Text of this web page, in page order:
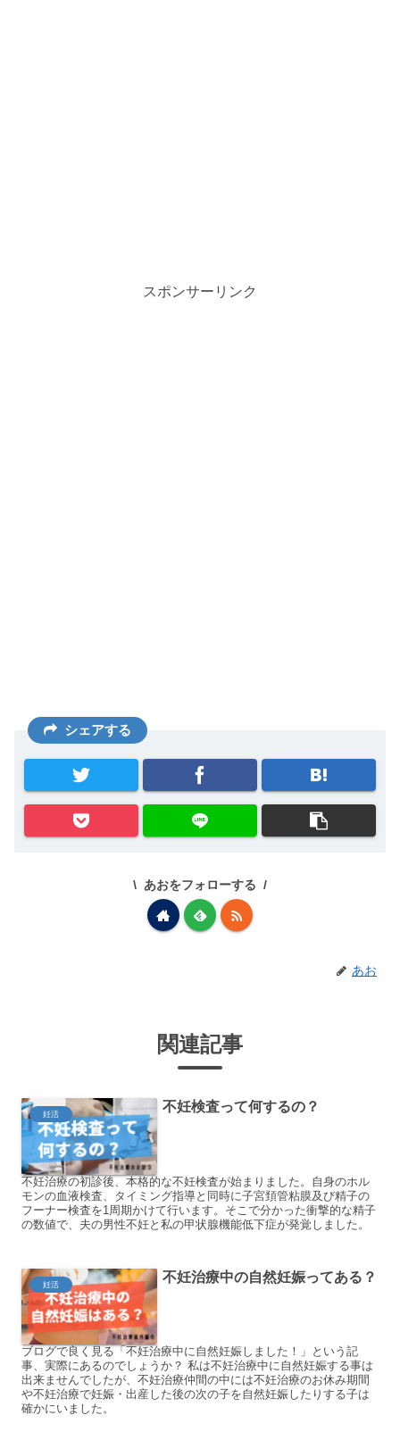
スポンサーリンク
シェアする
あおをフォローする
あお
関連記事
妊活 不妊検査って何するの？
不妊治療の初診後、本格的な不妊検査が始まりました。自身のホル
モンの血液検査、タイミング指導と同時に子宮頚管粘膜及び精子の
フーナー検査を1周期かけて行います。そこで分かった衝撃的な精子
の数値で、夫の男性不妊と私の甲状腺機能低下症が発覚しました。
妊活 不妊治療中の自然妊娠ってある？
ブログで良く見る「不妊治療中に自然妊娠しました！」という記
事、実際にあるのでしょうか？ 私は不妊治療中に自然妊娠する事は
出来ませんでしたが、不妊治療仲間の中には不妊治療のお休み期間
や不妊治療で妊娠・出産した後の次の子を自然妊娠したりする子は
確かにいました。